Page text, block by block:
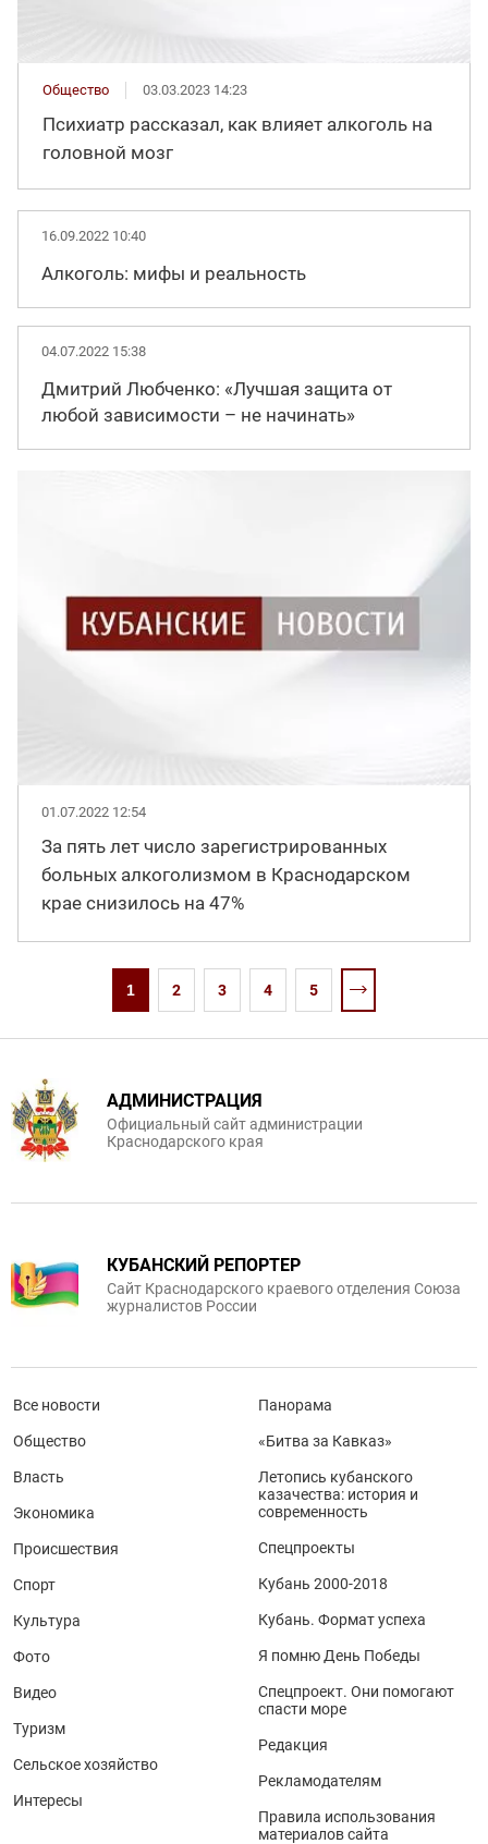
Общество 03.03.2023 14:23
Психиатр рассказал, как влияет алкоголь на
головной мозг
16.09.2022 10:40
Алкоголь: мифы и реальность
04.07.2022 15:38
Дмитрий Любченко: «Лучшая защита от
любой зависимости – не начинать»
01.07.2022 12:54
За пять лет число зарегистрированных
больных алкоголизмом в Краснодарском
крае снизилось на 47%
1 2 3 4 5
АДМИНИСТРАЦИЯ
Официальный сайт администрации
Краснодарского края
КУБАНСКИЙ РЕПОРТЕР
Сайт Краснодарского краевого отделения Союза
журналистов России
Все новости
Общество
Власть
Экономика
Происшествия
Спорт
Культура
Фото
Видео
Туризм
Сельское хозяйство
Интересы
Панорама
«Битва за Кавказ»
Летопись кубанского
казачества: история и
современность
Спецпроекты
Кубань 2000-2018
Кубань. Формат успеха
Я помню День Победы
Спецпроект. Они помогают
спасти море
Редакция
Рекламодателям
Правила использования
материалов сайта